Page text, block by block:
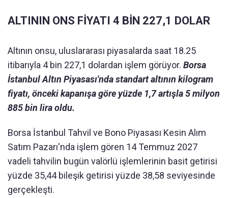
ALTININ ONS FİYATI 4 BİN 227,1 DOLAR
Altının onsu, uluslararası piyasalarda saat 18.25
itibarıyla 4 bin 227,1 dolardan işlem görüyor. Borsa
İstanbul Altın Piyasası'nda standart altının kilogram
fiyatı, önceki kapanışa göre yüzde 1,7 artışla 5 milyon
885 bin lira oldu.
Borsa İstanbul Tahvil ve Bono Piyasası Kesin Alım
Satım Pazarı'nda işlem gören 14 Temmuz 2027
vadeli tahvilin bugün valörlü işlemlerinin basit getirisi
yüzde 35,44 bileşik getirisi yüzde 38,58 seviyesinde
gerçekleşti.